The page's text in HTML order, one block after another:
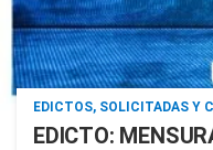
EDICTOS, SOLICITADAS Y
EDICTO: